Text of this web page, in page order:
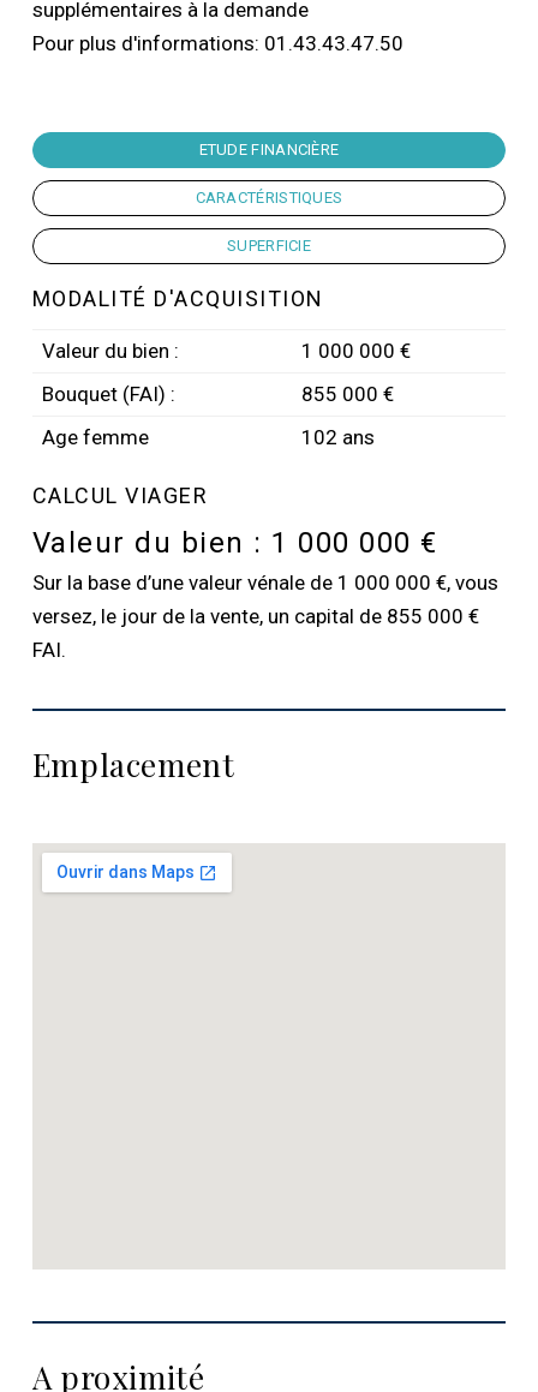
supplémentaires à la demande
Pour plus d'informations: 01.43.43.47.50
ETUDE FINANCIÈRE
CARACTÉRISTIQUES
SUPERFICIE
MODALITÉ D'ACQUISITION
Valeur du bien :
1 000 000 €
Bouquet (FAI) :
855 000 €
Age femme
102 ans
CALCUL VIAGER
Valeur du bien : 1 000 000 €
Sur la base d’une valeur vénale de 1 000 000 €, vous
versez, le jour de la vente, un capital de 855 000 €
FAI.
Emplacement
A proximité